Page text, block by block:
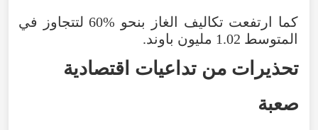
كما
ارتفعت تكاليف الغاز بنحو 60% لتتجاوز
في
المتوسط
مليون باوند.
تحذيرات من تداعيات اقتصادية
صعبة